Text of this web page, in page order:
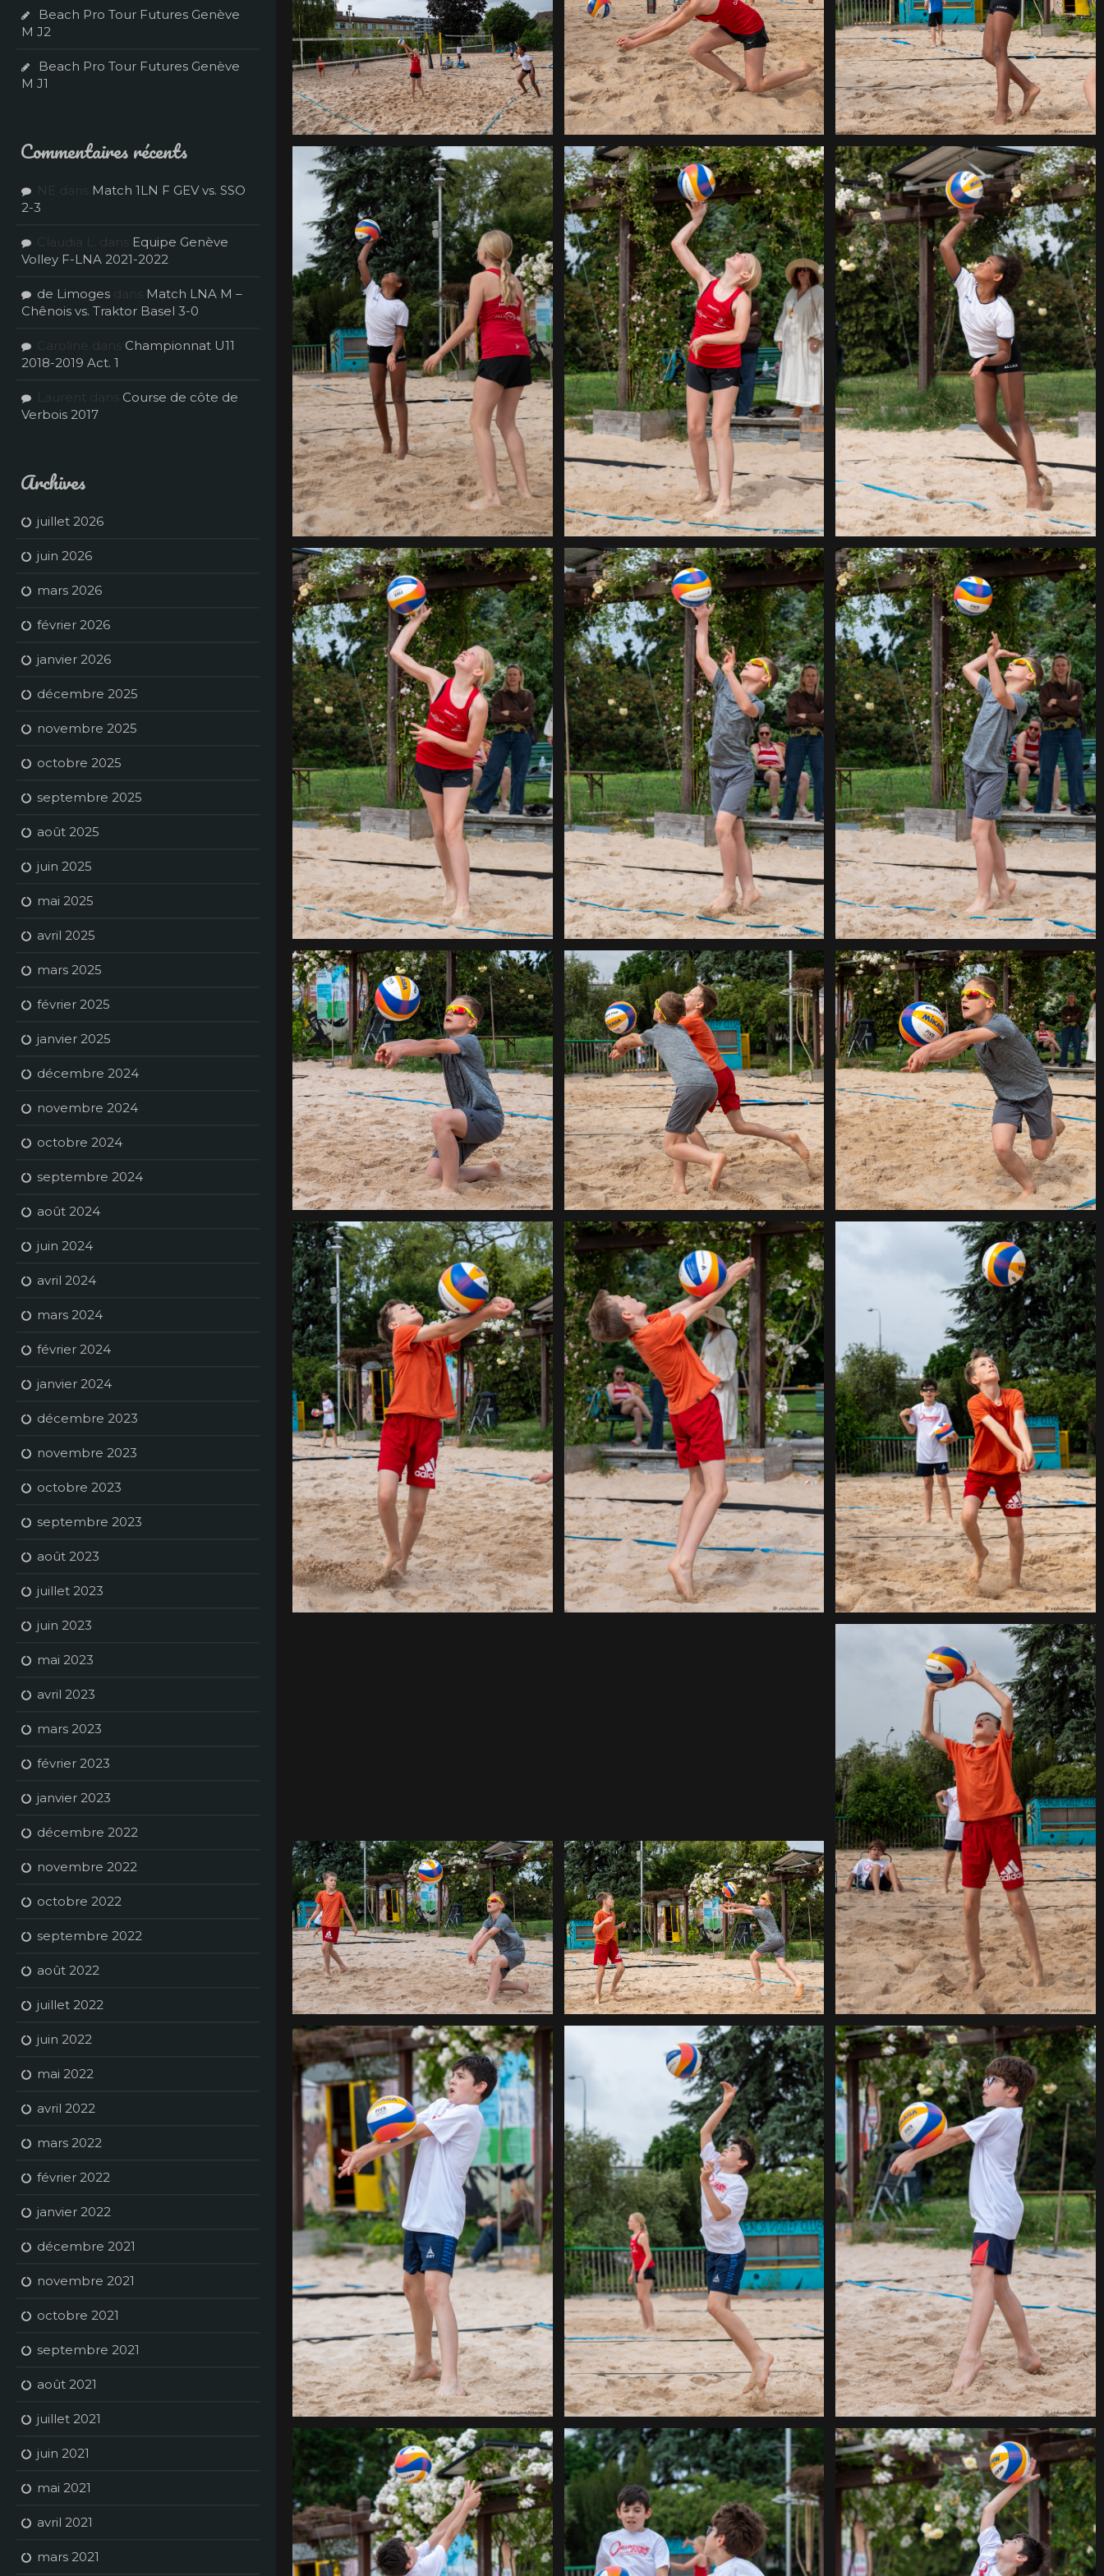
Beach Pro Tour Futures Genève
M J2
Beach Pro Tour Futures Genève
M J1
Commentaires récents
NE dans Match 1LN F GEV vs. SSO
2-3
Claudia L. dans Equipe Genève
Volley F-LNA 2021-2022
de Limoges dans Match LNA M –
Chênois vs. Traktor Basel 3-0
Caroline dans Championnat U11
2018-2019 Act. 1
Laurent dans Course de côte de
Verbois 2017
Archives
juillet 2026
juin 2026
mars 2026
février 2026
janvier 2026
décembre 2025
novembre 2025
octobre 2025
septembre 2025
août 2025
juin 2025
mai 2025
avril 2025
mars 2025
février 2025
janvier 2025
décembre 2024
novembre 2024
octobre 2024
septembre 2024
août 2024
juin 2024
avril 2024
mars 2024
février 2024
janvier 2024
décembre 2023
novembre 2023
octobre 2023
septembre 2023
août 2023
juillet 2023
juin 2023
mai 2023
avril 2023
mars 2023
février 2023
janvier 2023
décembre 2022
novembre 2022
octobre 2022
septembre 2022
août 2022
juillet 2022
juin 2022
mai 2022
avril 2022
mars 2022
février 2022
janvier 2022
décembre 2021
novembre 2021
octobre 2021
septembre 2021
août 2021
juillet 2021
juin 2021
mai 2021
avril 2021
mars 2021